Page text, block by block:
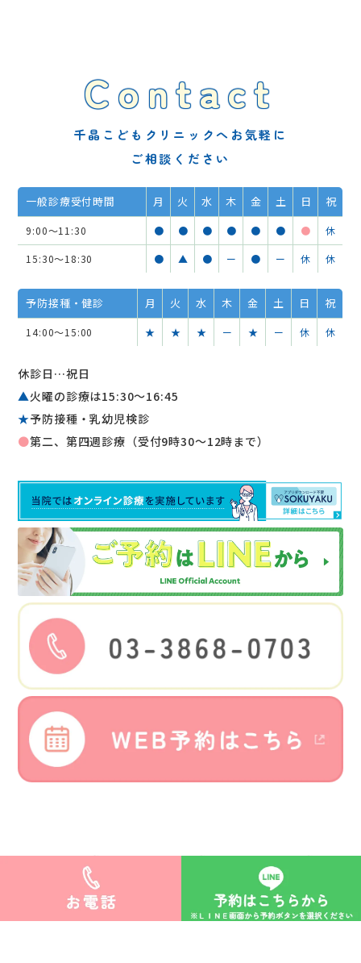
Contact
千晶こどもクリニックへお気軽に
ご相談ください
一般診療受付時間 月 火 水 木 金 土 日 祝
9:00～11:30 ● ● ● ● ● ● ● 休
15:30～18:30 ● ▲ ● ー ● ー 休 休
予防接種・健診 月 火 水 木 金 土 日 祝
14:00～15:00 ★ ★ ★ ー ★ ー 休 休
休診日…祝日
▲火曜の診療は15:30〜16:45
★予防接種・乳幼児検診
●第二、第四週診療（受付9時30～12時まで）